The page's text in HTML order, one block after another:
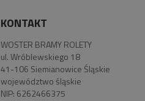
KONTAKT
WOSTER BRAMY ROLETY
ul. Wróblewskiego 18
41-106 Siemianowice Śląskie
województwo śląskie
NIP: 6262466375